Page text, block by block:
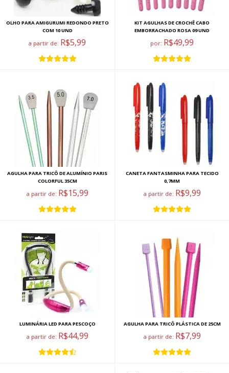
OLHO PARA AMIGURUMI REDONDO PRETO
COM 10 UND
a partir de: R$5,99
KIT AGULHAS DE CROCHÊ CABO
EMBORRACHADO ROSA 09 UND
por: R$49,99
AGULHA PARA TRICÔ DE ALUMÍNIO PARIS
COLORFUL 35CM
a partir de: R$15,99
CANETA FANTASMINHA PARA TECIDO
0,7MM
a partir de: R$9,99
LUMINÁRIA LED PARA PESCOÇO
a partir de: R$44,99
AGULHA PARA TRICÔ PLÁSTICA DE 25CM
a partir de: R$7,99